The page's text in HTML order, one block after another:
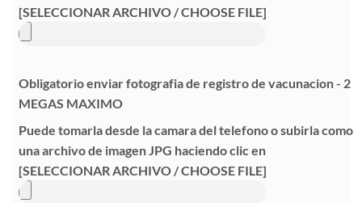
[SELECCIONAR ARCHIVO / CHOOSE FILE]
Obligatorio enviar fotografia de registro de vacunacion - 2
MEGAS MAXIMO
Puede tomarla desde la camara del telefono o subirla como
una archivo de imagen JPG haciendo clic en
[SELECCIONAR ARCHIVO / CHOOSE FILE]